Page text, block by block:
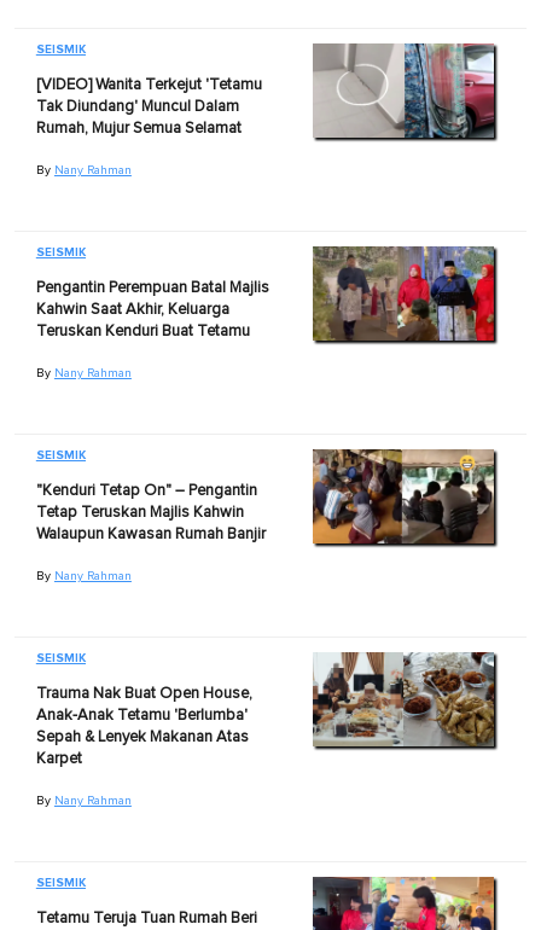
SEISMIK
[VIDEO] Wanita Terkejut 'Tetamu
Tak Diundang' Muncul Dalam
Rumah, Mujur Semua Selamat
By Nany Rahman
SEISMIK
Pengantin Perempuan Batal Majlis
Kahwin Saat Akhir, Keluarga
Teruskan Kenduri Buat Tetamu
By Nany Rahman
SEISMIK
"Kenduri Tetap On" – Pengantin
Tetap Teruskan Majlis Kahwin
Walaupun Kawasan Rumah Banjir
By Nany Rahman
SEISMIK
Trauma Nak Buat Open House,
Anak-Anak Tetamu 'Berlumba'
Sepah & Lenyek Makanan Atas
Karpet
By Nany Rahman
SEISMIK
Tetamu Teruja Tuan Rumah Beri